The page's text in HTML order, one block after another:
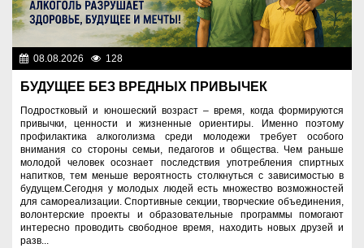
08.08.2026 128
БУДУЩЕЕ БЕЗ ВРЕДНЫХ ПРИВЫЧЕК
Подростковый и юношеский возраст – время, когда формируются
привычки, ценности и жизненные ориентиры. Именно поэтому
профилактика алкоголизма среди молодежи требует особого
внимания со стороны семьи, педагогов и общества. Чем раньше
молодой человек осознает последствия употребления спиртных
напитков, тем меньше вероятность столкнуться с зависимостью в
будущем.Сегодня у молодых людей есть множество возможностей
для самореализации. Спортивные секции, творческие объединения,
волонтерские проекты и образовательные программы помогают
интересно проводить свободное время, находить новых друзей и
разв...